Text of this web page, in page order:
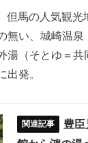
但馬の人気観
無い、城崎温
湯（そとゆ＝
出発。
豊